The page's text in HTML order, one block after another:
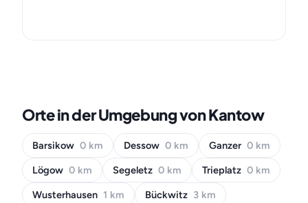
Orte in der Umgebung von Kantow
Barsikow 0 km Dessow 0 km Ganzer 0 km
Lögow 0 km Segeletz 0 km Trieplatz 0 km
Wusterhausen 1 km Bückwitz 3 km